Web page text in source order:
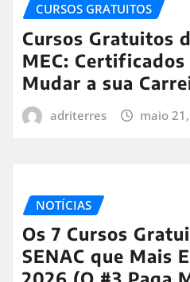
CURSOS GRATUITOS
Cursos Gratuitos
MEC: Certificados
Mudar a sua
adriterres maio
NOTÍCIAS
Os 7 Cursos
SENAC que Mais